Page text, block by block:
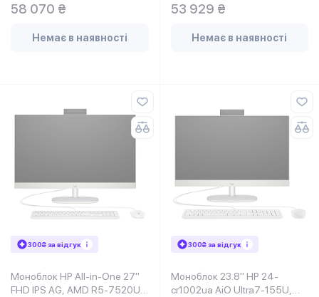
58 070 ₴
Немає в наявності
53 929 ₴
Немає в наявності
300₴ за відгук
Моноблок HP All-in-One 27"
FHD IPS AG, AMD R5-7520U,
300₴ за відгук
Моноблок 23.8" HP 24-
cr1002ua AiO Ultra7-155U,